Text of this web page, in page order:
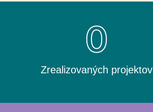
Zrealizovaných projektov
0